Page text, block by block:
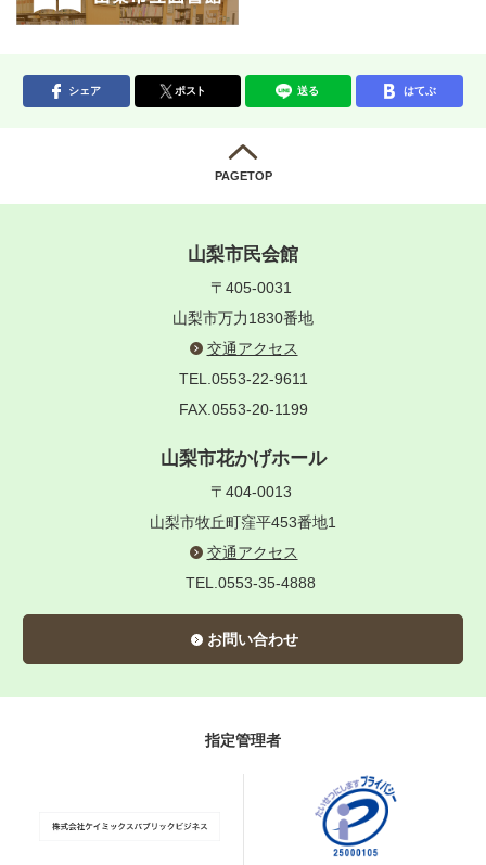
シェア ポスト 送る はてぶ
PAGETOP
山梨市民会館
〒405-0031
山梨市万力1830番地
交通アクセス
TEL.0553-22-9611
FAX.0553-20-1199
山梨市花かげホール
〒404-0013
山梨市牧丘町窪平453番地1
交通アクセス
TEL.0553-35-4888
お問い合わせ
指定管理者